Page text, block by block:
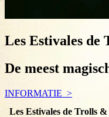
Les Estivales de
De meest
INFORMATIE
Les Estivales de Trolls &